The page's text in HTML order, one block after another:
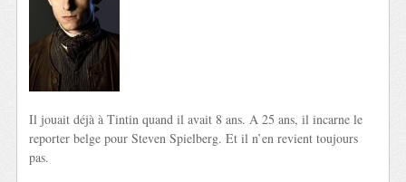
Il jouait déjà à Tintin quand il avait 8 ans. A 25 ans, il incarne le
reporter belge pour Steven Spielberg. Et il n’en revient toujours
pas.